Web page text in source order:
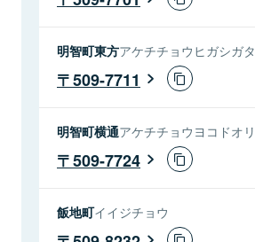
明智町東方アケチチョウヒガシガタ
509-7711
明智町横通アケチチョウヨコドオリ
509-7724
飯地町イイジチョウ